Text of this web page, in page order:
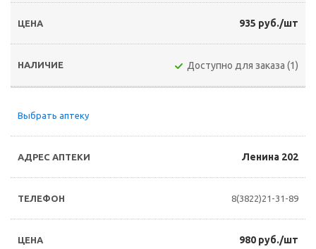
935 руб./шт
Доступно для заказа (1)
Выбрать аптеку
Ленина 202
8(3822)21-31-89
980 руб./шт